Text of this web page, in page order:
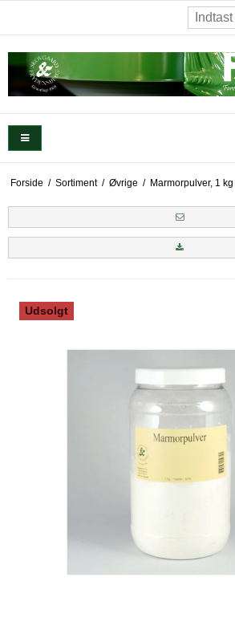
Forside / Sortiment / Øvrige / Marmorpulver, 1 kg
Udsolgt